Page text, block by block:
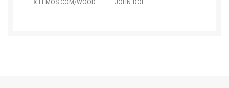
JOHN DOE
XTEMOS.COM/WOOD